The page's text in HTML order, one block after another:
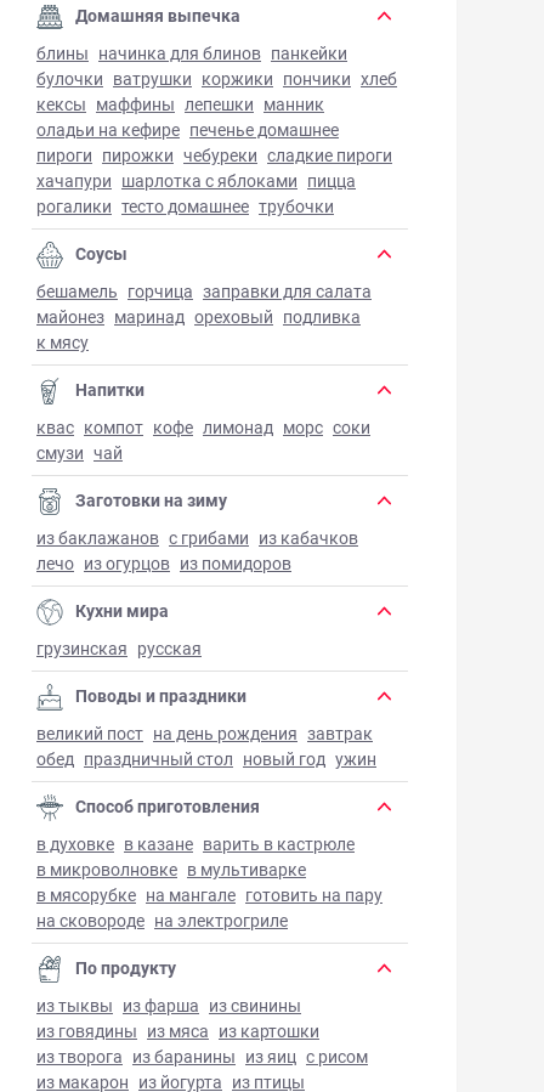
Домашняя выпечка
блины начинка для блинов панкейки
булочки ватрушки коржики пончики хлеб
кексы маффины лепешки манник
оладьи на кефире печенье домашнее
пироги пирожки чебуреки сладкие пироги
хачапури шарлотка с яблоками пицца
рогалики тесто домашнее трубочки
Соусы
бешамель горчица заправки для салата
майонез маринад ореховый подливка
к мясу
Напитки
квас компот кофе лимонад морс соки
смузи чай
Заготовки на зиму
из баклажанов с грибами из кабачков
лечо из огурцов из помидоров
Кухни мира
грузинская русская
Поводы и праздники
великий пост на день рождения завтрак
обед праздничный стол новый год ужин
Способ приготовления
в духовке в казане варить в кастрюле
в микроволновке в мультиварке
в мясорубке на мангале готовить на пару
на сковороде на электрогриле
По продукту
из тыквы из фарша из свинины
из говядины из мяса из картошки
из творога из баранины из яиц с рисом
из макарон из йогурта из птицы